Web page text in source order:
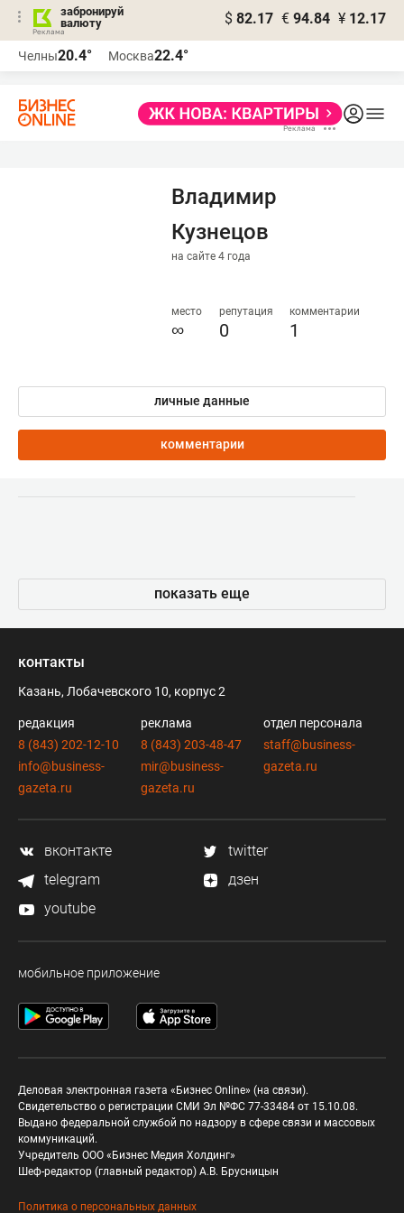
забронируй
валюту
$ 82.17 € 94.84 ¥ 12.17
Челны20.4° Москва22.4°
Владимир
Кузнецов
на сайте 4 года
место
∞
репутация
0
комментарии
1
личные данные
комментарии
показать еще
контакты
Казань, Лобачевского 10, корпус 2
редакция
8 (843) 202-12-10
info@business-
gazeta.ru
реклама
8 (843) 203-48-47
mir@business-
gazeta.ru
отдел персонала
staff@business-
gazeta.ru
вконтакте
twitter
telegram
дзен
youtube
мобильное приложение
Деловая электронная газета «Бизнес Online» (на связи).
Свидетельство о регистрации СМИ Эл №ФС 77-33484 от 15.10.08.
Выдано федеральной службой по надзору в сфере связи и массовых
коммуникаций.
Учредитель ООО «Бизнес Медия Холдинг»
Шеф-редактор (главный редактор) А.В. Брусницын
Политика о персональных данных